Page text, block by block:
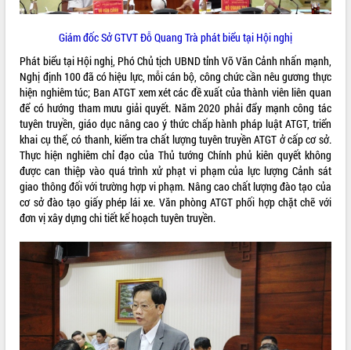
phá cơ chế - Hợp tác công tư
Đề án 06 tạo bước ngoặt đột phá trong
cải cách hành chính tỉnh Đắk Lắk
Kết nối tour, đẩy mạnh chuyển đổi số
để phát triển du lịch Đắk Lắk
Khởi động Dự án Đầu tư xây dựng hạ
tầng kỹ thuật Cụm công nghiệp Tân
Tiến
Gặp mặt các cơ quan báo chí nhân Kỷ
niệm 101 năm Ngày Báo chí Cách
mạng Việt Nam
Đắk Lắk sơ kết 4 năm triển khai thực
hiện Đề án 06 của Chính phủ
Quy hoạch và Xúc tiến đầu tư tỉnh Đắk
Khơi thông điểm nghẽn, đẩy nhanh
giải ngân vốn khắc phục thiên tai
HĐND tỉnh thông qua điều chỉnh Quy
hoạch tỉnh thời kỳ 2021-2030
Giám đốc Sở GTVT Đỗ Quang Trà phát biểu tại Hội nghị
Phát biểu tại Hội nghị, Phó Chủ tịch UBND tỉnh Võ Văn Cảnh nhấn mạnh,
Nghị định 100 đã có hiệu lực, mỗi cán bộ, công chức cần nêu gương thực
hiện nghiêm túc; Ban ATGT xem xét các đề xuất của thành viên liên quan
để có hướng tham mưu giải quyết. Năm 2020 phải đẩy mạnh công tác
tuyên truyền, giáo dục nâng cao ý thức chấp hành pháp luật ATGT, triển
khai cụ thể, có thanh, kiểm tra chất lượng tuyên truyền ATGT ở cấp cơ sở.
Thực hiện nghiêm chỉ đạo của Thủ tướng Chính phủ kiên quyết không
được can thiệp vào quá trình xử phạt vi phạm của lực lượng Cảnh sát
giao thông đối với trường hợp vi phạm. Nâng cao chất lượng đào tạo của
cơ sở đào tạo giấy phép lái xe. Văn phòng ATGT phối hợp chặt chẽ với
đơn vị xây dựng chi tiết kế hoạch tuyên truyền.